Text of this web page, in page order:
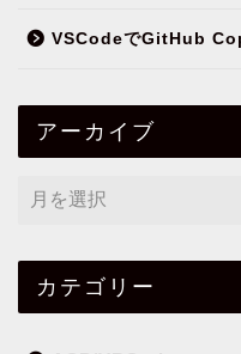
VSCodeでGitHub
アーカイブ
カテゴリー